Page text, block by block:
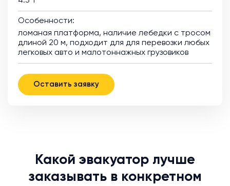
Особенности:
ломаная платформа, наличие лебедки с тросом
длиной 20 м, подходит для для перевозки любых
легковых авто и малотоннажных грузовиков
Оставить заявку
Какой эвакуатор лучше
заказывать в конкретном